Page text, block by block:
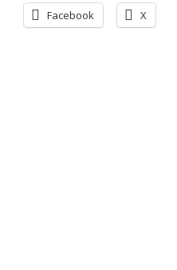
Facebook X